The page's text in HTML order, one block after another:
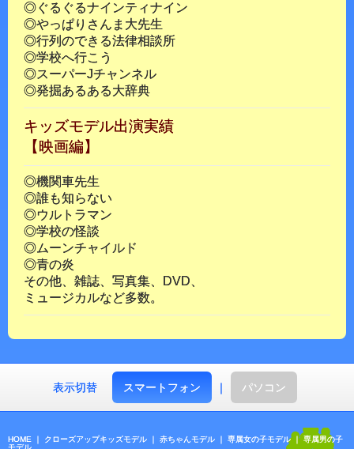
◎ぐるぐるナインティナイン
◎やっぱりさんま大先生
◎行列のできる法律相談所
◎学校へ行こう
◎スーパーJチャンネル
◎発掘あるある大辞典
キッズモデル出演実績
【映画編】
◎機関車先生
◎誰も知らない
◎ウルトラマン
◎学校の怪談
◎ムーンチャイルド
◎青の炎
その他、雑誌、写真集、DVD、
ミュージカルなど多数。
表示切替 スマートフォン ｜ パソコン
HOME ｜ クローズアップキッズモデル ｜ 赤ちゃんモデル ｜ 専属女の子モデル｜ 専属男の子
モデル